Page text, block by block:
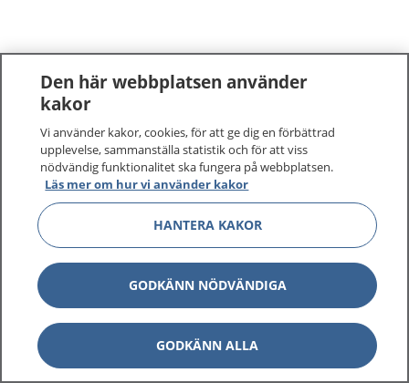
Den här webbplatsen använder
kakor
Vi använder kakor, cookies, för att ge dig en förbättrad
upplevelse, sammanställa statistik och för att viss
nödvändig funktionalitet ska fungera på webbplatsen.
Läs mer om hur vi använder kakor
HANTERA KAKOR
GODKÄNN NÖDVÄNDIGA
GODKÄNN ALLA